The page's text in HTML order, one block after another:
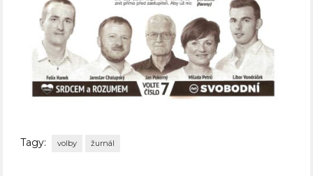
Tagy: volby žurnál